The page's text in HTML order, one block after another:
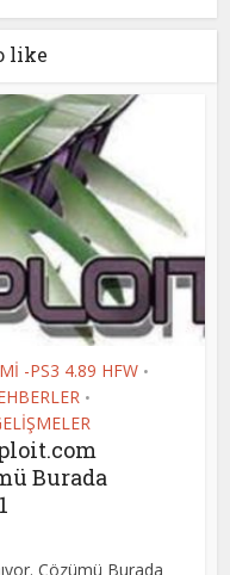
like
-PS3 4.89 HFW •
•
Burada
Çözümü Burada